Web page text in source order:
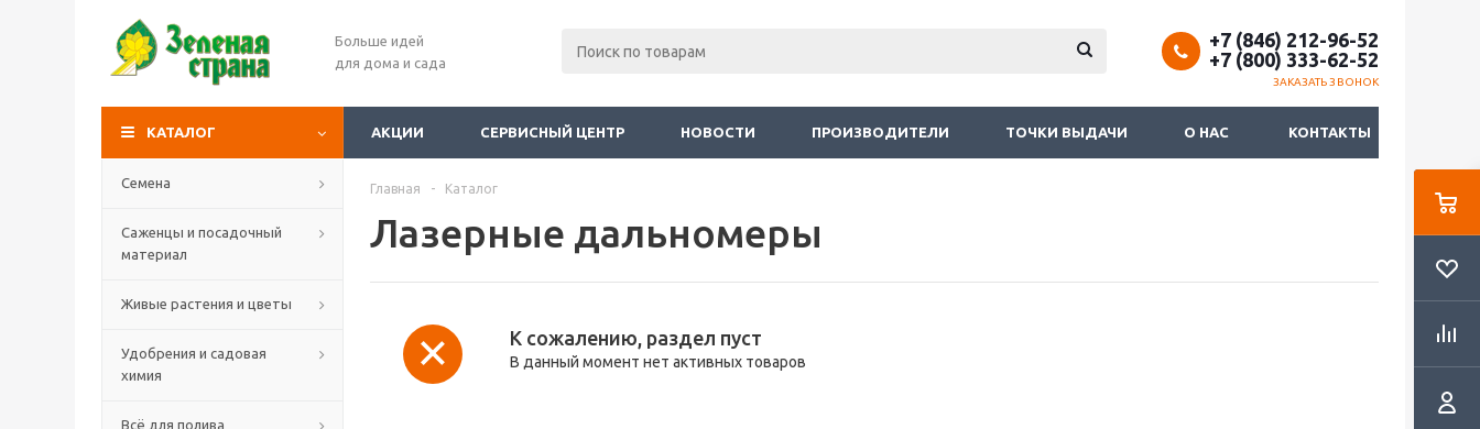
Больше идей
для дома и сада
+7 (846) 212-96-52
+7 (800) 333-62-52
ЗАКАЗАТЬ ЗВОНОК
КАТАЛОГ АКЦИИ СЕРВИСНЫЙ ЦЕНТР НОВОСТИ ПРОИЗВОДИТЕЛИ ТОЧКИ ВЫДАЧИ О НАС КОНТАКТЫ
Семена
Саженцы и посадочный
материал
Живые растения и цветы
Удобрения и садовая
химия
Всё для полива
Главная - Каталог
Лазерные дальномеры
К сожалению, раздел пуст
В данный момент нет активных товаров